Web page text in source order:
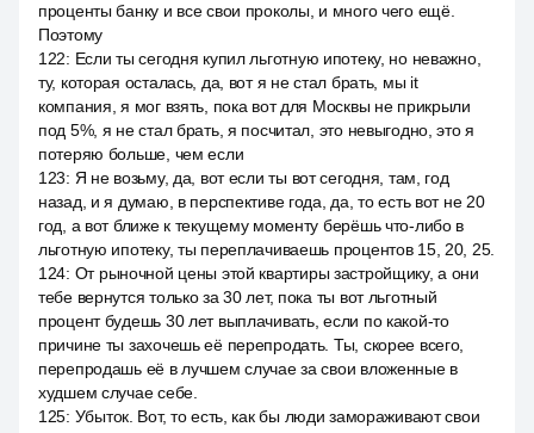
проценты банку и все свои проколы, и много чего ещё.
Поэтому
122: Если ты сегодня купил льготную ипотеку, но неважно,
ту, которая осталась, да, вот я не стал брать, мы it
компания, я мог взять, пока вот для Москвы не прикрыли
под 5%, я не стал брать, я посчитал, это невыгодно, это я
потеряю больше, чем если
123: Я не возьму, да, вот если ты вот сегодня, там, год
назад, и я думаю, в перспективе года, да, то есть вот не 20
год, а вот ближе к текущему моменту берёшь что-либо в
льготную ипотеку, ты переплачиваешь процентов 15, 20, 25.
124: От рыночной цены этой квартиры застройщику, а они
тебе вернутся только за 30 лет, пока ты вот льготный
процент будешь 30 лет выплачивать, если по какой-то
причине ты захочешь её перепродать. Ты, скорее всего,
перепродашь её в лучшем случае за свои вложенные в
худшем случае себе.
125: Убыток. Вот, то есть, как бы люди замораживают свои